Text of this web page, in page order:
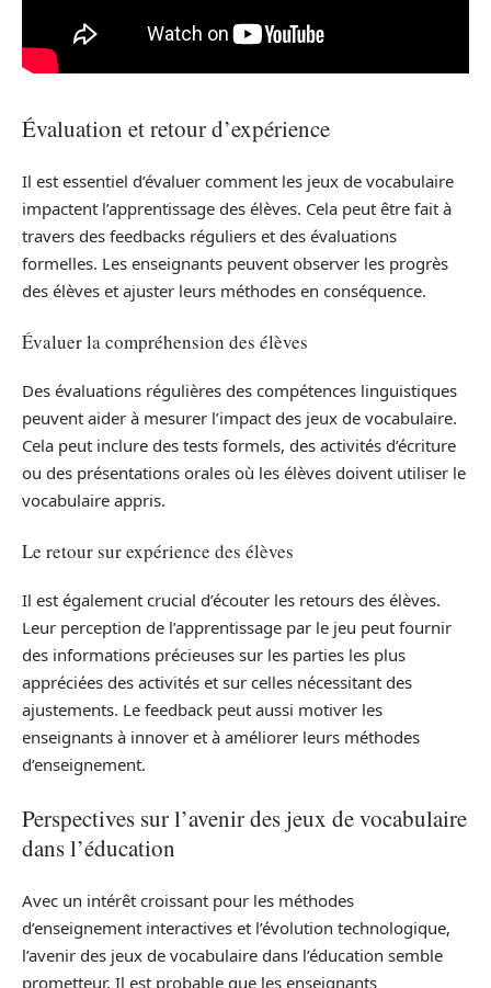
Évaluation et retour d’expérience
Il est essentiel d’évaluer comment les jeux de vocabulaire
impactent l’apprentissage des élèves. Cela peut être fait à
travers des feedbacks réguliers et des évaluations
formelles. Les enseignants peuvent observer les progrès
des élèves et ajuster leurs méthodes en conséquence.
Évaluer la compréhension des élèves
Des évaluations régulières des compétences linguistiques
peuvent aider à mesurer l’impact des jeux de vocabulaire.
Cela peut inclure des tests formels, des activités d’écriture
ou des présentations orales où les élèves doivent utiliser le
vocabulaire appris.
Le retour sur expérience des élèves
Il est également crucial d’écouter les retours des élèves.
Leur perception de l’apprentissage par le jeu peut fournir
des informations précieuses sur les parties les plus
appréciées des activités et sur celles nécessitant des
ajustements. Le feedback peut aussi motiver les
enseignants à innover et à améliorer leurs méthodes
d’enseignement.
Perspectives sur l’avenir des jeux de vocabulaire
dans l’éducation
Avec un intérêt croissant pour les méthodes
d’enseignement interactives et l’évolution technologique,
l’avenir des jeux de vocabulaire dans l’éducation semble
prometteur. Il est probable que les enseignants